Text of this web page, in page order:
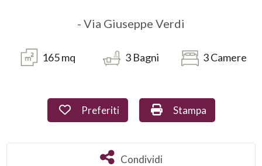
- Via Giuseppe Verdi
165mq 3Bagni 3Camere
Preferiti: Cod. 1617
Preferiti Stampa: Cod. 1617
Stampa
Condividi
Condividi
Commerciali
Terreni